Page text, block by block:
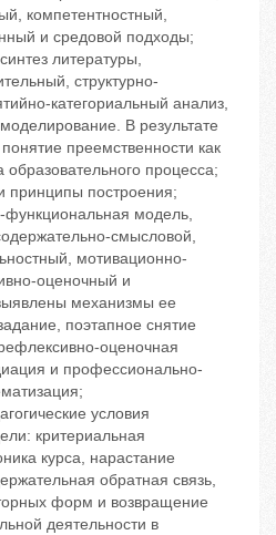
компетентностный,
и средовой подходы;
литературы,
структурно-
категориальный анализ,
В результате
преемственности как
образовательного процесса;
принципы построения;
функциональная модель,
смысловой,
мотивационно-
оценочный и
механизмы ее
поэтапное снятие
оценочная
и профессионально-
условия
критериальная
курса, нарастание
обратная связь,
форм и возвращение
деятельности в